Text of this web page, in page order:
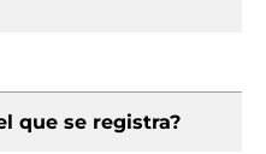
que se registra?